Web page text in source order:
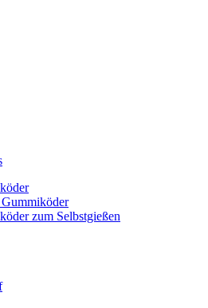
zum Selbstgießen